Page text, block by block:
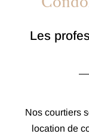
Les
Nos courtiers
location de